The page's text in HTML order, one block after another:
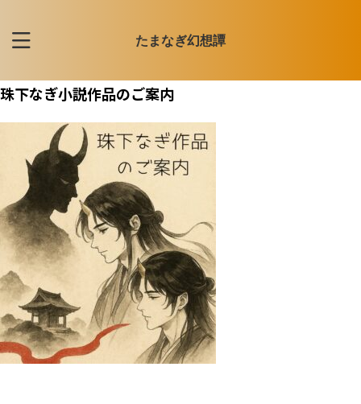
たまなぎ幻想譚
珠下なぎ小説作品のご案内